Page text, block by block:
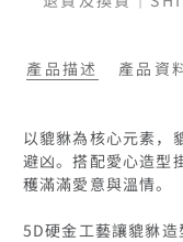
產品描述 產品資
以貔貅為核心元素，
避凶。搭配愛心造型
穫滿滿愛意與溫情。
5D硬金工藝讓貔貅